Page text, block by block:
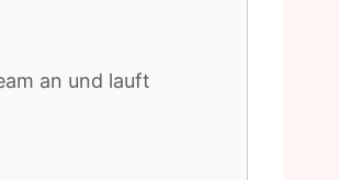
an und lauft